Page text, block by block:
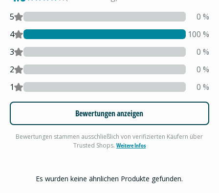
5
0 %
4
100 %
3
0 %
2
0 %
1
0 %
Bewertungen anzeigen
Bewertungen stammen ausschließlich von verifizierten Käufern über
Trusted Shops. Weitere Infos
Es wurden keine ähnlichen Produkte gefunden.